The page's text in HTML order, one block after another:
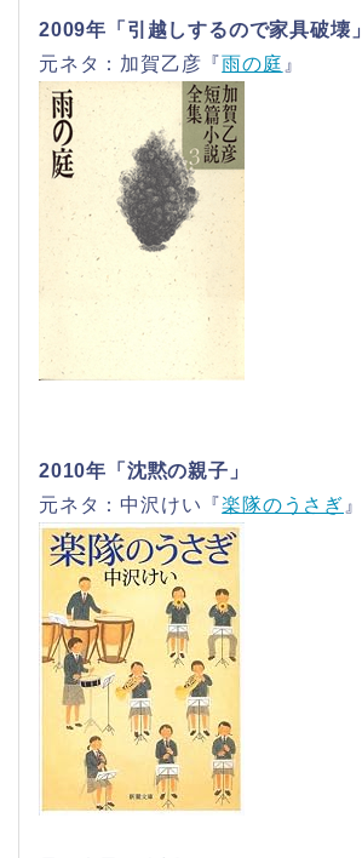
2009年「引越しするので家具破壊」
元ネタ：加賀乙彦『雨の庭 』
2010年「沈黙の親子」
元ネタ：中沢けい『楽隊のうさぎ 』